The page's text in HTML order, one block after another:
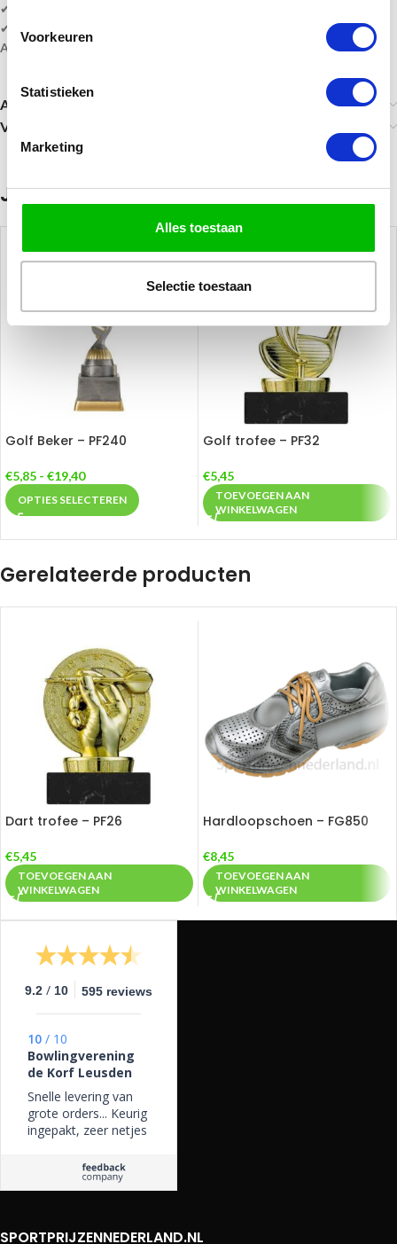
Voorkeuren
Statistieken
Marketing
Alles toestaan
Selectie toestaan
✔ Levering volledig gemonteerd!
✔
Alle prijzen zijn inclusief BTW, graveren en monteren!
Aanvullende informatie
Verzending
Je zou ook kunnen houden van …
Golf Beker – PF240
€5,85 - €19,40
OPTIES SELECTEREN
Golf trofee – PF32
€5,45
TOEVOEGEN AAN
WINKELWAGEN
Gerelateerde producten
Dart trofee – PF26
€5,45
TOEVOEGEN AAN
WINKELWAGEN
Hardloopschoen – FG850
€8,45
TOEVOEGEN AAN
WINKELWAGEN
9.2 / 10 595 reviews
10 / 10
Bowlingverening
de Korf Leusden
Snelle levering van
grote orders... Keurig
ingepakt, zeer netjes
SPORTPRIJZENNEDERLAND.NL